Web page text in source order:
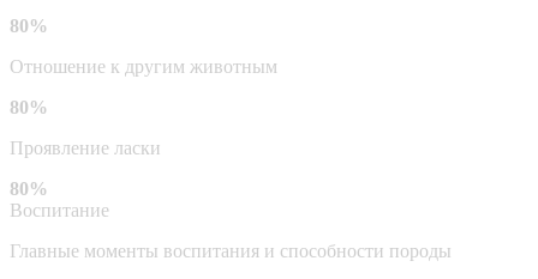
80%
Отношение к другим животным
80%
Проявление ласки
80%
Воспитание
Главные моменты воспитания и способности породы